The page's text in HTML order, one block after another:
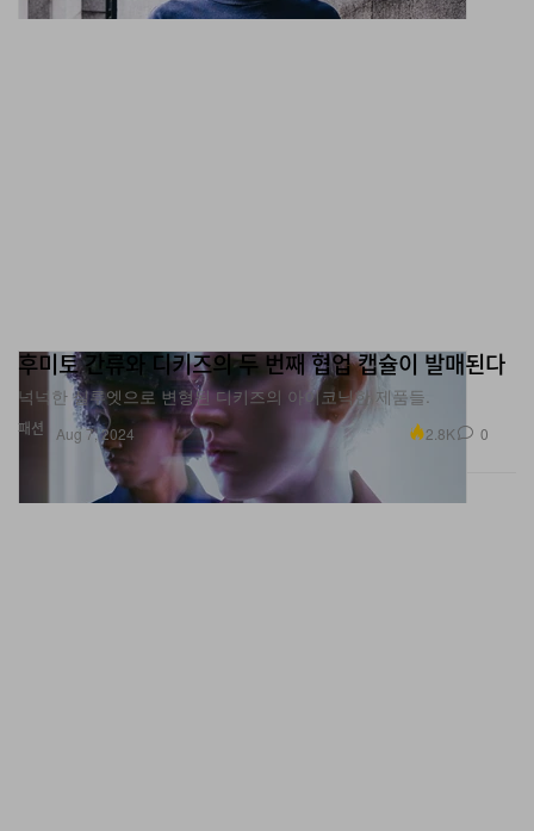
패션
후미토 간류와 디키즈의 두 번째 협업 캡슐이 발매된다
넉넉한 실루엣으로 변형된 디키즈의 아이코닉한 제품들.
Aug 7, 2024 2.8K 0